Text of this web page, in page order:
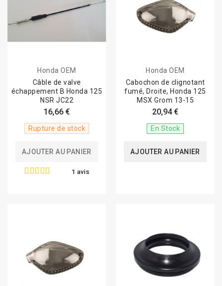
Honda OEM
Câble de valve
échappement B Honda 125
NSR JC22
16,66 €
Rupture de stock
AJOUTER AU PANIER
1 avis
Honda OEM
Cabochon de clignotant
fumé, Droite, Honda 125
MSX Grom 13-15
20,94 €
En Stock
AJOUTER AU PANIER